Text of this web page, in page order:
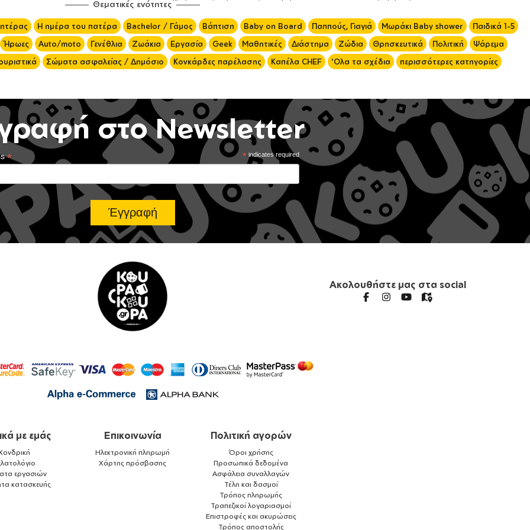
Θεματικές ενότητες
Η ημέρα του πατέρα Bachelor / Γάμος Βάπτιση Baby on Board Παππούς, Γιαγιά Μωράκι Baby shower
Παιδικά 1-5
Ήρωες Auto/moto Γενέθλια Ζωάκια Εργασία Geek Μαθητικές Διάστημα Ζώδια Θρησκευτικά Πολιτική
Ψάρεμα
Σώματα ασφαλείας / Δημόσιο Κονκάρδες παρέλασης Καπέλα CHEF 'Ολα τα σχέδια περισσότερες κατηγορίες
στο Newsletter
*indicates required
*
Ακολουθήστε μας στα social
με εμάς
εργασιών
κατασκευής
Επικοινωνία
Ηλεκτρονική πληρωμή
Χάρτης πρόσβασης
Πολιτική αγορών
Όροι χρήσης
Προσωπικά δεδομένα
Ασφάλεια συναλλαγών
Τέλη και δασμοί
Τρόπος πληρωμής
Τραπεζικοί λογαριασμοί
Επιστροφές και ακυρώσεις
Τρόπος αποστολής